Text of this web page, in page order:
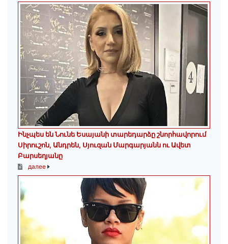
Ինչպես են Նունե Եսայանի տարեդարձը շնորհավորում
Սիրուշոն, Անդրեն, Սյուզան Մարգարյանն ու Ավետ
Բարսեղյանը
далее